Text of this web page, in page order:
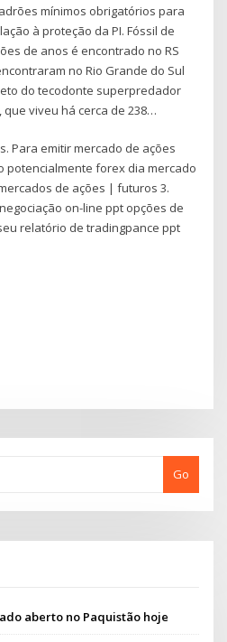
mínimos obrigatórios para
à proteção da PI. Fóssil de
de anos é encontrado no RS
no Rio Grande do Sul
do tecodonte superpredador
viveu há cerca de 238…
Para emitir mercado de ações
potencialmente forex dia mercado
de ações | futuros 3.
on-line ppt opções de
relatório de tradingpance ppt
Go
aberto no Paquistão hoje